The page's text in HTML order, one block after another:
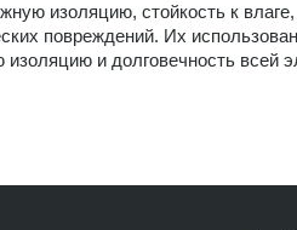
изоляцию, стойкость к
повреждений. Их
и долговечность всей